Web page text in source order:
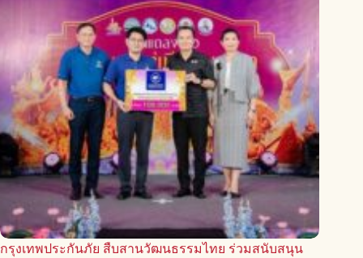
กรุงเทพประกันภัย สืบสานวัฒนธรรมไทย ร่วมสนับสนุน